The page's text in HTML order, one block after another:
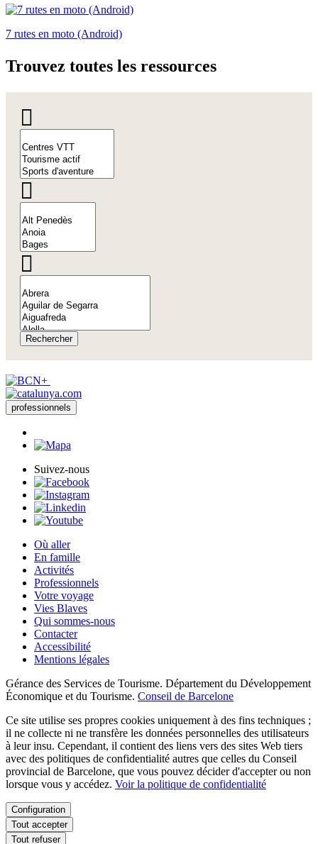
7 rutes en moto (Android)
Trouvez toutes les ressources
Rechercher
professionnels
Suivez-nous
Où aller
En famille
Activités
Professionnels
Votre voyage
Vies Blaves
Qui sommes-nous
Contacter
Accessibilité
Mentions légales
Gérance des Services de Tourisme. Département du Développement
Économique et du Tourisme. Conseil de Barcelone
Ce site utilise ses propres cookies uniquement à des fins techniques ;
il ne collecte ni ne transfère les données personnelles des utilisateurs
à leur insu. Cependant, il contient des liens vers des sites Web tiers
avec des politiques de confidentialité autres que celles du Conseil
provincial de Barcelone, que vous pouvez décider d'accepter ou non
lorsque vous y accédez. Voir la politique de confidentialité
Configuration
Tout accepter
Tout refuser